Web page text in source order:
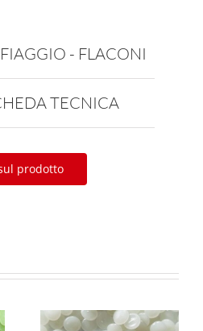
- FLACONI
TECNICA
prodotto